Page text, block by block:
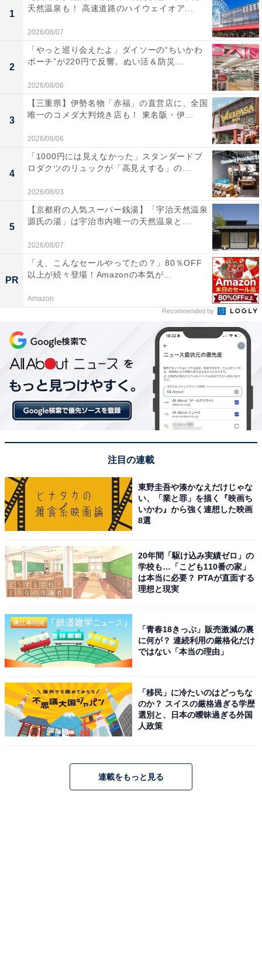
1
天然温泉も！ 高速道路のハイウェイオア...
2026/08/07
2
「やっと巡り会えたよ」ダイソーの“ちいかわ
ポーチ”が220円で反響。ぬい活＆防災...
2026/08/06
3
【三重県】伊勢名物「赤福」の直営店に、全国
唯一のコメダ大判焼き店も！ 東名阪・伊...
2026/08/06
4
「1000円には見えなかった」スタンダードプ
ロダクツのリュックが「高見えする」の...
2026/08/03
5
【京都府の人気スーパー銭湯】「宇治天然温泉
源氏の湯」は宇治市内唯一の天然温泉と...
2026/08/07
PR
「え、こんなセールやってたの？」80％OFF
以上が続々登場！Amazonの本気が...
Amazon
Recommended by
注目の連載
東野圭吾や湊かなえだけじゃな
い、「業と罪」を描く『映画ち
いかわ』から強く連想した映画
8選
20年間「駆け込み実績ゼロ」の
学校も…「こども110番の家」
は本当に必要？ PTAが直面する
理想と現実
「青春18きっぷ」販売激減の裏
に何が？ 連続利用の厳格化だけ
ではない「本当の理由」
「移民」に冷たいのはどっちな
のか？ スイスの厳格過ぎる学歴
選別と、日本の曖昧過ぎる外国
人政策
連載をもっと見る